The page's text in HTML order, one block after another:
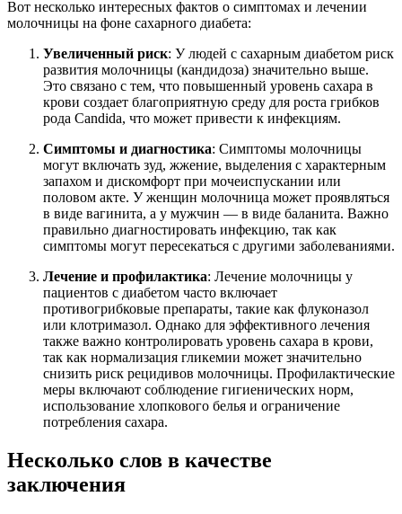
Вот несколько интересных фактов о симптомах и лечении
молочницы на фоне сахарного диабета:
Увеличенный риск: У людей с сахарным диабетом риск
развития молочницы (кандидоза) значительно выше.
Это связано с тем, что повышенный уровень сахара в
крови создает благоприятную среду для роста грибков
рода Candida, что может привести к инфекциям.
Симптомы и диагностика: Симптомы молочницы
могут включать зуд, жжение, выделения с характерным
запахом и дискомфорт при мочеиспускании или
половом акте. У женщин молочница может проявляться
в виде вагинита, а у мужчин — в виде баланита. Важно
правильно диагностировать инфекцию, так как
симптомы могут пересекаться с другими заболеваниями.
Лечение и профилактика: Лечение молочницы у
пациентов с диабетом часто включает
противогрибковые препараты, такие как флуконазол
или клотримазол. Однако для эффективного лечения
также важно контролировать уровень сахара в крови,
так как нормализация гликемии может значительно
снизить риск рецидивов молочницы. Профилактические
меры включают соблюдение гигиенических норм,
использование хлопкового белья и ограничение
потребления сахара.
Несколько слов в качестве
заключения